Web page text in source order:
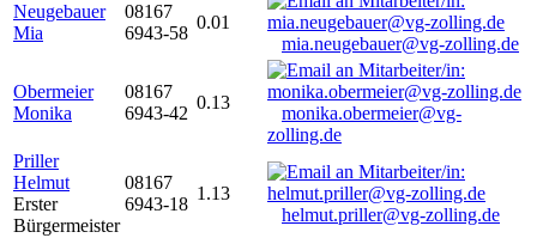
Neugebauer
Mia
08167
6943-58
0.01
mia.neugebauer@vg-zolling.de
Obermeier
Monika
08167
6943-42
0.13
monika.obermeier@vg-
zolling.de
Priller
Helmut
Erster
Bürgermeister
08167
6943-18
1.13
helmut.priller@vg-zolling.de